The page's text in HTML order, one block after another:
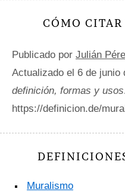
CÓMO
Publicado por Julián
Actualizado el 6 de junio
definición, formas y usos
https://definicion.de/
Muralismo